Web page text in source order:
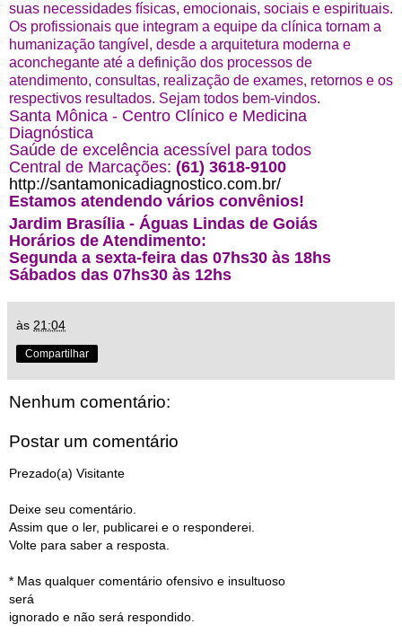
suas necessidades físicas, emocionais, sociais e espirituais.
Os profissionais que integram a equipe da clínica tornam a
humanização tangível, desde a arquitetura moderna e
aconchegante até a definição dos processos de
atendimento, consultas, realização de exames, retornos e os
respectivos resultados. Sejam todos bem-vindos.
Santa Mônica - Centro Clínico e Medicina
Diagnóstica
Saúde de excelência acessível para todos
Central de Marcações: (61) 3618-9100
http://santamonicadiagnostico.com.br/
Estamos atendendo vários convênios!
Jardim Brasília - Águas Lindas de Goiás
Horários de Atendimento:
Segunda a sexta-feira das 07hs30 às 18hs
Sábados das 07hs30 às 12hs
às 21:04
Compartilhar
Nenhum comentário:
Postar um comentário
Prezado(a) Visitante
Deixe seu comentário.
Assim que o ler, publicarei e o responderei.
Volte para saber a resposta.
* Mas qualquer comentário ofensivo e insultuoso
será
ignorado e não será respondido.